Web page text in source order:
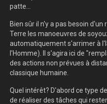
patte...
Bien sûr il n'y a pas besoin
Terre les manoeuvres de
automatiquement s'arrimer à
l'Homme). Il s'agira ici de
des actions non prévues à
classique humaine.
Quel intérêt? D'abord ce type
de réaliser des tâches qui